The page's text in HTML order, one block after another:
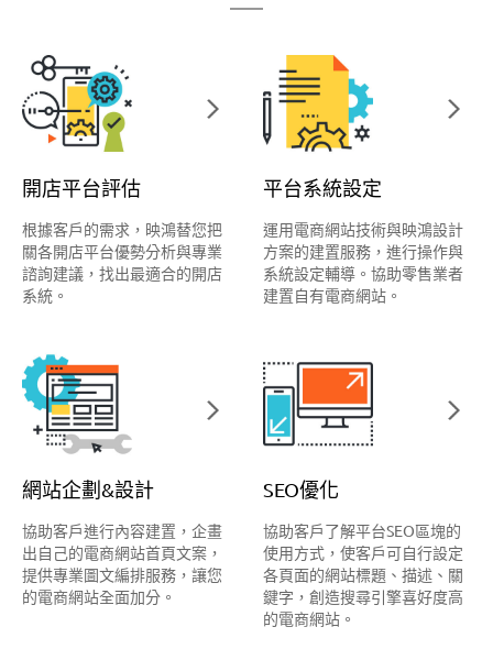
開店平台評估
根據客戶的需求，映鴻替您把
關各開店平台優勢分析與專業
諮詢建議，找出最適合的開店
系統。
平台系統設定
運用電商網站技術與映鴻設計
方案的建置服務，進行操作與
系統設定輔導。協助零售業者
建置自有電商網站。
網站企劃&設計
協助客戶進行內容建置，企畫
出自己的電商網站首頁文案，
提供專業圖文編排服務，讓您
的電商網站全面加分。
SEO優化
協助客戶了解平台SEO區塊的
使用方式，使客戶可自行設定
各頁面的網站標題、描述、關
鍵字，創造搜尋引擎喜好度高
的電商網站。